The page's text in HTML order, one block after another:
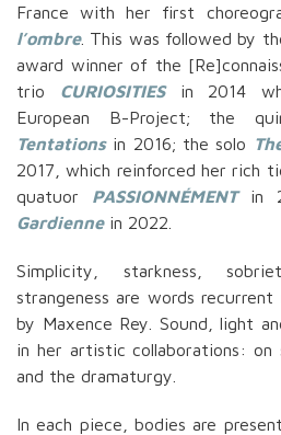
France with her first
l’ombre. This was followed by
award winner of the
trio CURIOSITIESin 2014
European B-Project; the
Tentationsin 2016; the solo
2017, which reinforced her rich
quatuor PASSIONNÉMENTin
Gardiennein 2022.
Simplicity, starkness,
strangeness are words
by Maxence Rey. Sound, light
in her artistic collaborations:
and the dramaturgy.
In each piece, bodies are